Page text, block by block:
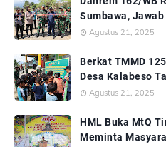
Sumbawa,
Agustus 21, 2025
Berkat TMMD
Desa Kalabeso
Agustus 21, 2025
HML Buka MtQ
Meminta